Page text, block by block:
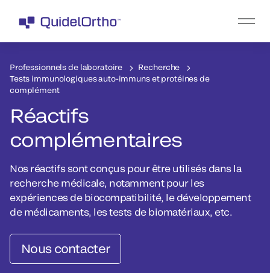
Professionnels de laboratoire
Recherche
Tests immunologiques auto-immuns et protéines de
complément
Réactifs
complémentaires
Nos réactifs sont conçus pour être utilisés dans la
recherche médicale, notamment pour les
expériences de biocompatibilité, le développement
de médicaments, les tests de biomatériaux, etc.
Nous contacter